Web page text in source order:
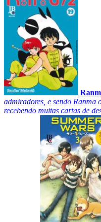
admiradores, e sendo Ranma
recebendo muitas cartas de